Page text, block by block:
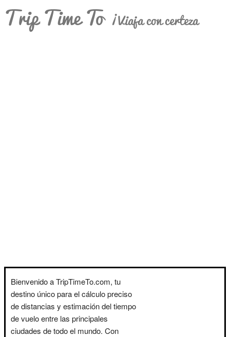
Trip Time To ¡Viaja con certeza
Bienvenido a TripTimeTo.com, tu
destino único para el cálculo preciso
de distancias y estimación del tiempo
de vuelo entre las principales
ciudades de todo el mundo. Con